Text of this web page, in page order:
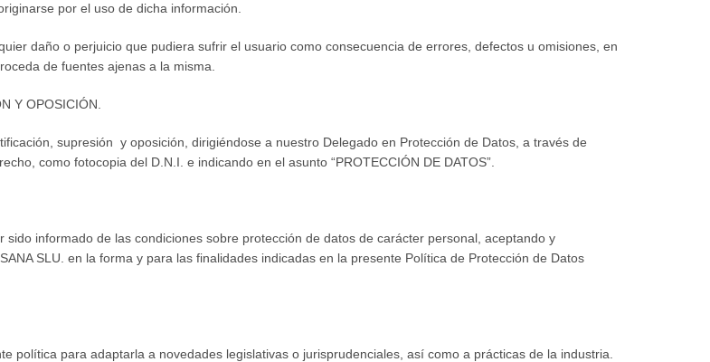
por el uso de dicha información.
daño o perjuicio que pudiera sufrir el usuario como consecuencia de errores, defectos u omisiones, en
de fuentes ajenas a la misma.
Y OPOSICIÓN.
supresión y oposición, dirigiéndose a nuestro Delegado en Protección de Datos, a través de
como fotocopia del D.N.I. e indicando en el asunto “PROTECCIÓN DE DATOS”.
informado de las condiciones sobre protección de datos de carácter personal, aceptando y
SLU. en la forma y para las finalidades indicadas en la presente Política de Protección de Datos
política para adaptarla a novedades legislativas o jurisprudenciales, así como a prácticas de la industria.